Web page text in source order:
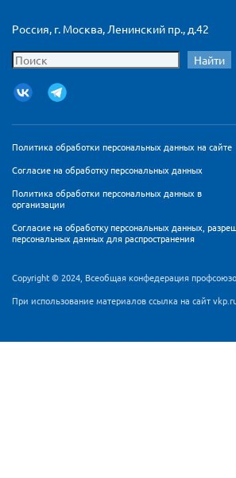
Россия, г. Москва, Ленинский пр., д.42
Найти
Политика обработки персональных данных на сайте
Согласие на обработку персональных данных
Политика обработки персональных данных в
организации
Согласие на обработку персональных данных,
персональных данных для распространения
Copyright © 2024, Всеобщая конфедерация
При использование материалов ссылка на сайт